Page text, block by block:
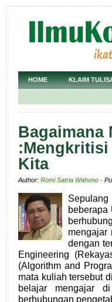
HOME KLAIM
Bagaimana
Kita
Author: Romi Satria Wahono ·
beberapa
mengajar
dengan
Engineering
(Algorithm and
mata kuliah tersebut
belajar mengajar
berhubungan